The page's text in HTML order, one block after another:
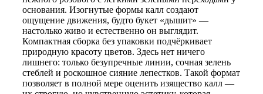
основания. Изогнутые формы калл создают
ощущение движения, будто букет «дышит» —
настолько живо и естественно он выглядит.
Компактная сборка без упаковки подчёркивает
природную красоту цветов. Здесь нет ничего
лишнего: только безупречные линии, сочная зелень
стеблей и роскошное сияние лепестков. Такой формат
позволяет в полной мере оценить изящество калл —